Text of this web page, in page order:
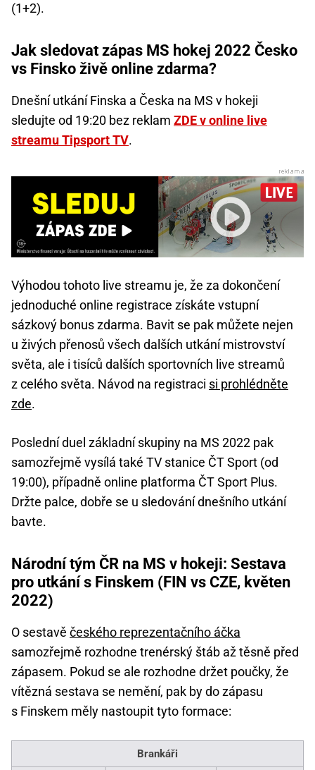
(1+2).
Jak sledovat zápas MS hokej 2022 Česko
vs Finsko živě online zdarma?
Dnešní utkání Finska a Česka na MS v hokeji
sledujte od 19:20 bez reklam ZDE v online live
streamu Tipsport TV.
Výhodou tohoto live streamu je, že za dokončení
jednoduché online registrace získáte vstupní
sázkový bonus zdarma. Bavit se pak můžete nejen
u živých přenosů všech dalších utkání mistrovství
světa, ale i tisíců dalších sportovních live streamů
z celého světa. Návod na registraci si prohlédněte
zde.
Poslední duel základní skupiny na MS 2022 pak
samozřejmě vysílá také TV stanice ČT Sport (od
19:00), případně online platforma ČT Sport Plus.
Držte palce, dobře se u sledování dnešního utkání
bavte.
Národní tým ČR na MS v hokeji: Sestava
pro utkání s Finskem (FIN vs CZE, květen
2022)
O sestavě českého reprezentačního áčka
samozřejmě rozhodne trenérský štáb až těsně před
zápasem. Pokud se ale rozhodne držet poučky, že
vítězná sestava se nemění, pak by do zápasu
s Finskem měly nastoupit tyto formace:
Brankáři